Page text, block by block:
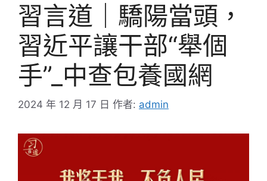
習言道｜驕陽當頭，
習近平讓干部“舉個
手”_中查包養國網
2024 年 12 月 17 日 作者: admin